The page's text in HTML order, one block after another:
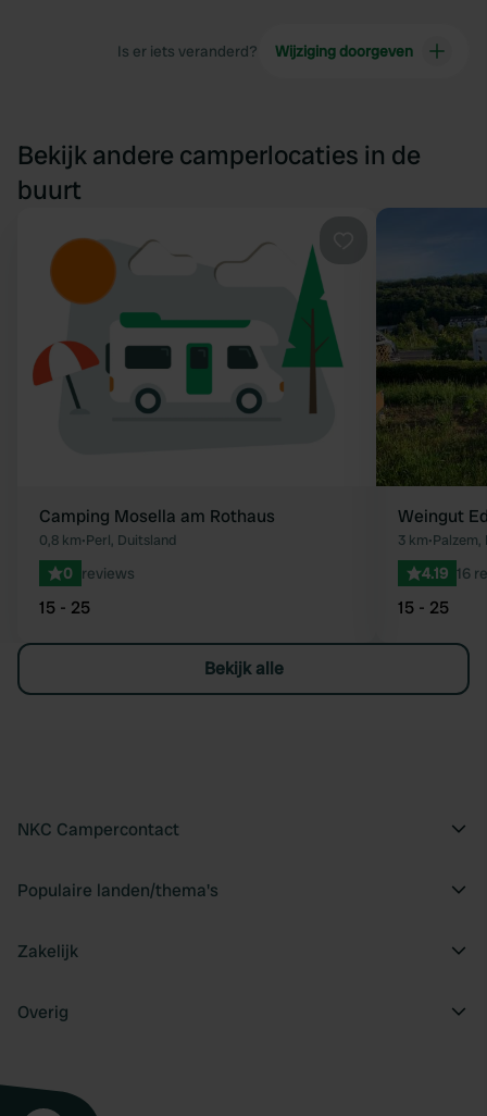
Is er iets veranderd? Wijziging doorgeven
Bekijk andere camperlocaties in de
buurt
Camping Mosella am Rothaus
0,8 km•Perl, Duitsland
0 reviews
15 - 25
Weingut
3 km•Palzem,
4.19 16
15 - 25
Bekijk alle
NKC Campercontact
Populaire landen/thema's
Zakelijk
Overig